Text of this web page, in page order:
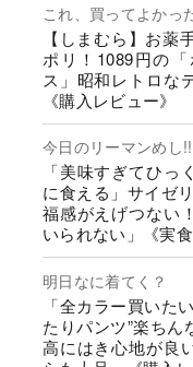
これ、買ってよかっ
【しまむら】お薬
ポリ！1089円の
ス」昭和レトロな
《購入レビュー》
今日のリーマンめし!!
「美味すぎてひっ
に食える」サイゼ
福感がえげつない
いられない」《実食
明日なに着てく？
「全カラー買いた
たりパンツ”楽ち
高にはき心地が良